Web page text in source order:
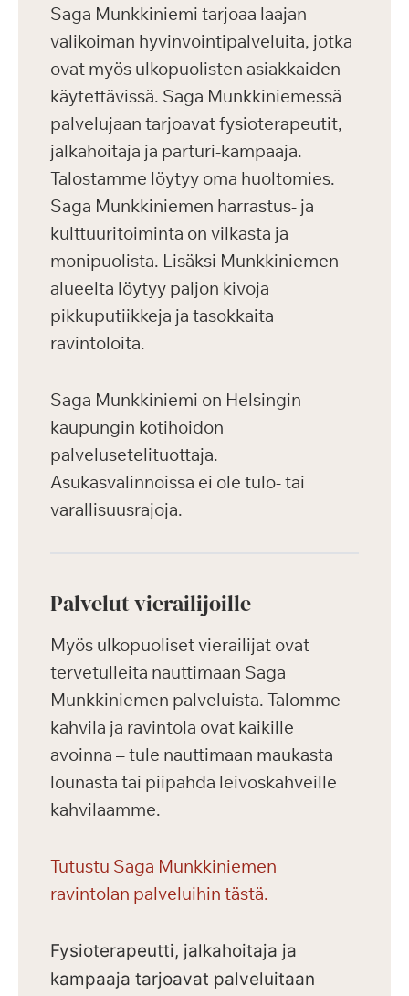
Saga Munkkiniemi tarjoaa laajan
valikoiman hyvinvointipalveluita, jotka
ovat myös ulkopuolisten asiakkaiden
käytettävissä. Saga Munkkiniemessä
palvelujaan tarjoavat fysioterapeutit,
jalkahoitaja ja parturi-kampaaja.
Talostamme löytyy oma huoltomies.
Saga Munkkiniemen harrastus- ja
kulttuuritoiminta on vilkasta ja
monipuolista. Lisäksi Munkkiniemen
alueelta löytyy paljon kivoja
pikkuputiikkeja ja tasokkaita
ravintoloita.
Saga Munkkiniemi on Helsingin
kaupungin kotihoidon
palvelusetelituottaja.
Asukasvalinnoissa ei ole tulo- tai
varallisuusrajoja.
Palvelut vierailijoille
Myös ulkopuoliset vierailijat ovat
tervetulleita nauttimaan Saga
Munkkiniemen palveluista. Talomme
kahvila ja ravintola ovat kaikille
avoinna – tule nauttimaan maukasta
lounasta tai piipahda leivoskahveille
kahvilaamme.
Tutustu Saga Munkkiniemen
ravintolan palveluihin tästä.
Fysioterapeutti, jalkahoitaja ja
kampaaja tarjoavat palveluitaan